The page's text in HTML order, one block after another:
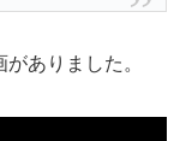
ありました。